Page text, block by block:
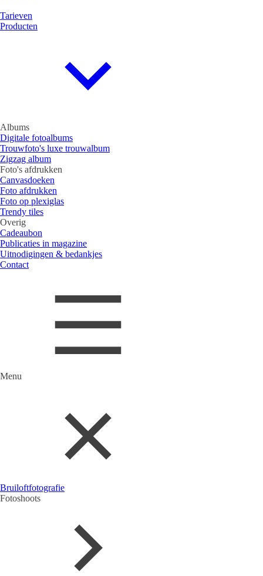
Tarieven
Producten
Albums
Digitale fotoalbums
Trouwfoto's luxe trouwalbum
Zigzag album
Foto's afdrukken
Canvasdoeken
Foto afdrukken
Foto op plexiglas
Trendy tiles
Overig
Cadeaubon
Publicaties in magazine
Uitnodigingen & bedankjes
Contact
Menu
Bruiloftfotografie
Fotoshoots